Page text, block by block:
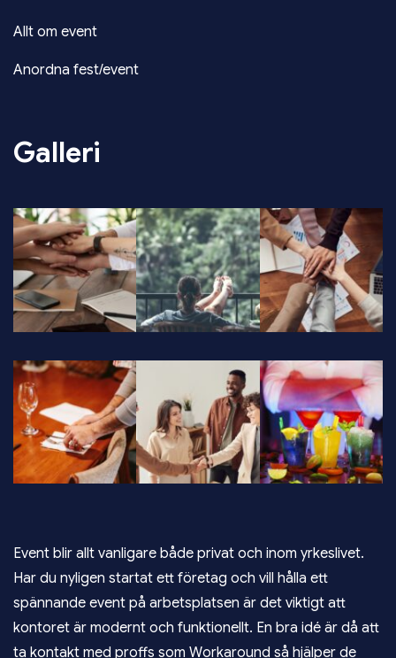
Allt om event
Anordna fest/event
Galleri
Event blir allt vanligare både privat och inom yrkeslivet.
Har du nyligen startat ett företag och vill hålla ett
spännande event på arbetsplatsen är det viktigt att
kontoret är modernt och funktionellt. En bra idé är då att
ta kontakt med proffs som Workaround så hjälper de